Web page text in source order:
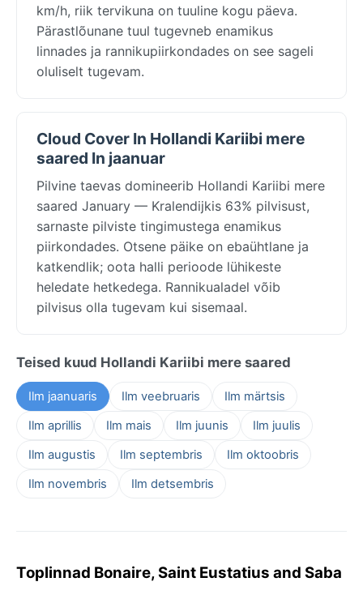
km/h, riik tervikuna on tuuline kogu päeva.
Pärastlõunane tuul tugevneb enamikus
linnades ja rannikupiirkondades on see sageli
oluliselt tugevam.
Cloud Cover In Hollandi Kariibi mere
saared In jaanuar
Pilvine taevas domineerib Hollandi Kariibi mere
saared January — Kralendijkis 63% pilvisust,
sarnaste pilviste tingimustega enamikus
piirkondades. Otsene päike on ebaühtlane ja
katkendlik; oota halli perioode lühikeste
heledate hetkedega. Rannikualadel võib
pilvisus olla tugevam kui sisemaal.
Teised kuud Hollandi Kariibi mere saared
Ilm jaanuaris Ilm veebruaris
Ilm märtsis
Ilm aprillis
Ilm mais Ilm juunis
Ilm juulis
Ilm augustis
Ilm septembris
Ilm oktoobris
Ilm novembris
Ilm detsembris
Toplinnad Bonaire, Saint Eustatius and Saba